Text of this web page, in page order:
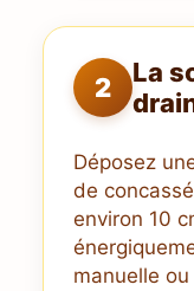
2
La
Déposez
de
environ 10
manuelle